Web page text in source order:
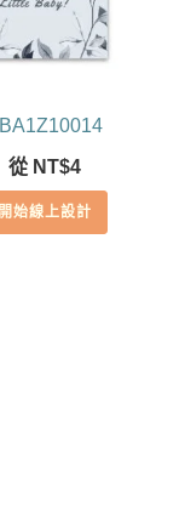
從 NT$4
開始線上設計